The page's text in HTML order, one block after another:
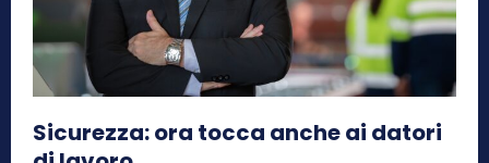
Sicurezza: ora tocca anche ai datori